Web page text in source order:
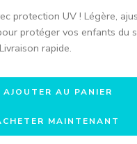
protection UV ! Légère,
protéger vos enfants du
rapide.
AJOUTER AU PANIER
MAINTENANT